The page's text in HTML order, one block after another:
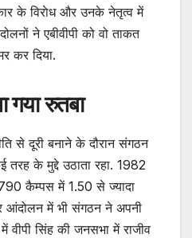
के विराेध और उनके नेतृत्व में
ने एबीवीपी को वो ताकत
कर दिया.
गया रुतबा
से दूरी बनाने के दौरान संगठन
तरह के मुद्दे उठाता रहा. 1982
कैम्पस में 1.50 से ज्यादा
आंदोलन में भी संगठन ने अपनी
में वीपी सिंह की जनसभा में राजीव